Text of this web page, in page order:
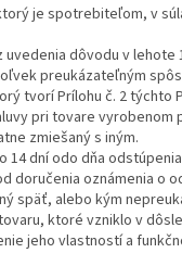
je spotrebiteľom, v
dôvodu v lehote
preukázateľným
tvorí Prílohu č. 2 týchto
pri tovare
zmiešaný s iným.
dní odo dňa
doručenia oznámenia
späť, alebo kým
ktoré vzniklo v
jeho vlastností a